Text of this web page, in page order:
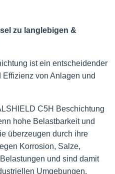
zu langlebigen &
ist ein entscheidender
von Anlagen und
C5H Beschichtung
hohe Belastbarkeit und
überzeugen durch ihre
Korrosion, Salze,
und sind damit
Umgebungen.